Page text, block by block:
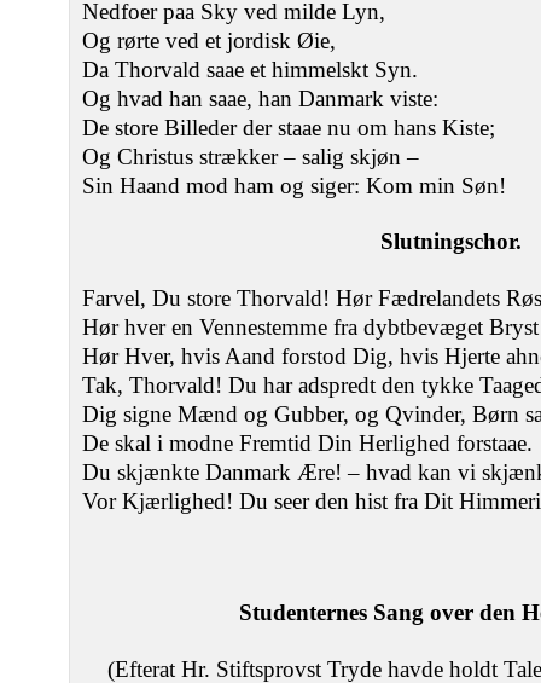
Nedfoer paa Sky ved milde Lyn,
Og rørte ved et jordisk Øie,
Da Thorvald saae et himmelskt Syn.
Og hvad han saae, han Danmark viste:
De store Billeder der staae nu om hans Kiste;
Og Christus strækker – salig skjøn –
Sin Haand mod ham og siger: Kom min Søn!
Slutningschor.
Farvel, Du store Thorvald! Hør Fædrelandets
Hør hver en Vennestemme fra dybtbevæget
Hør Hver, hvis Aand forstod Dig, hvis Hjerte
Tak, Thorvald! Du har adspredt den tykke
Dig signe Mænd og Gubber, og Qvinder, Børn
De skal i modne Fremtid Din Herlighed forstaae.
Du skjænkte Danmark Ære! – hvad kan vi
Vor Kjærlighed! Du seer den hist fra Dit
Studenternes Sang over den
(Efterat Hr. Stiftsprovst Tryde havde holdt